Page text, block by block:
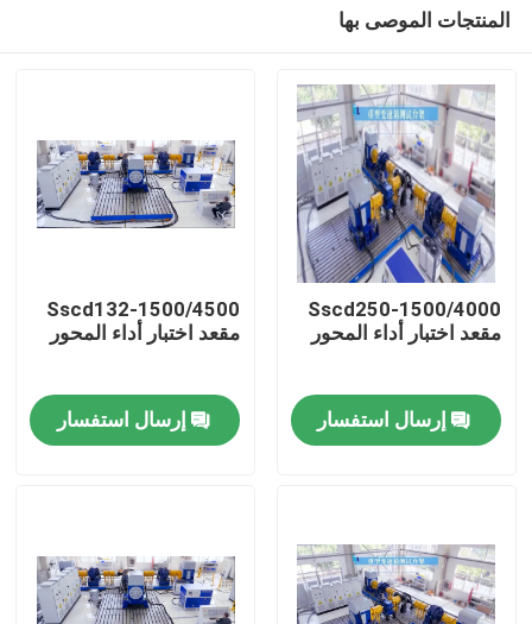
المنزل
المنتجات
جولة في المصنع
المنتجات الموصى بها
Sscd250-1500/4000
مقعد اختبار أداء المحور
إرسال استفسار
Sscd132-1500/4500
مقعد اختبار أداء المحور
إرسال استفسار